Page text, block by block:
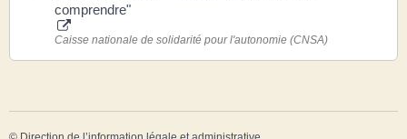
comprendre"
Caisse nationale de solidarité pour l'autonomie (CNSA)